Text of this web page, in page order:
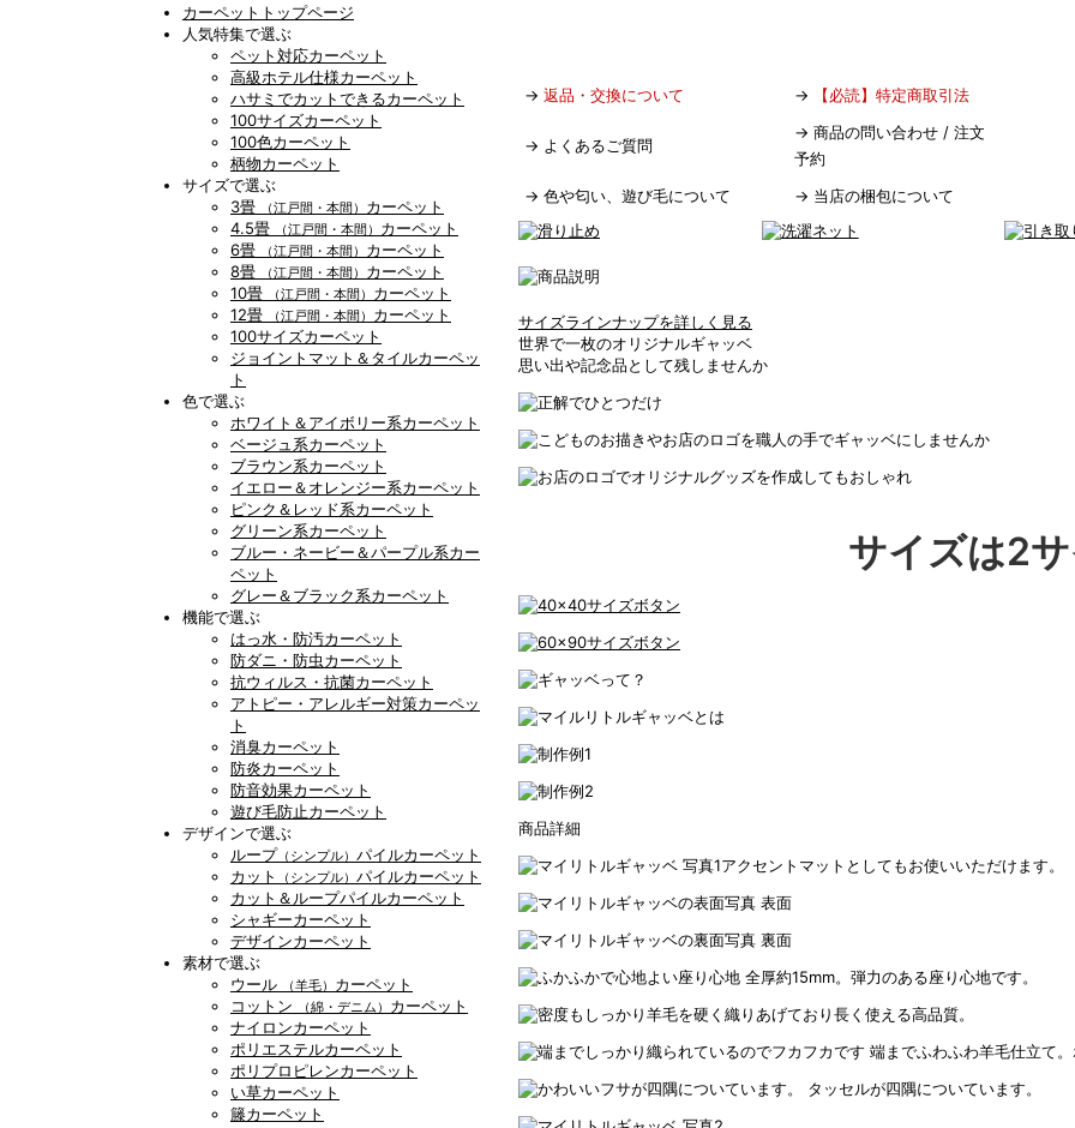
カーペットトップページ
人気特集で選ぶ
ペット対応カーペット
高級ホテル仕様カーペット
ハサミでカットできるカーペット
100サイズカーペット
100色カーペット
柄物カーペット
サイズで選ぶ
3畳
（江戸間・本間） カーペット
4.5畳
（江戸間・本間） カーペット
6畳
（江戸間・本間） カーペット
8畳
（江戸間・本間） カーペット
10畳
（江戸間・本間） カーペット
12畳
（江戸間・本間） カーペット
100サイズカーペット
ジョイントマット＆タイルカーペッ
ト
色で選ぶ
ホワイト＆アイボリー系カーペット
ベージュ系カーペット
ブラウン系カーペット
イエロー＆オレンジー系カーペット
ピンク＆レッド系カーペット
グリーン系カーペット
ブルー・ネービー＆パープル系カー
ペット
グレー＆ブラック系カーペット
機能で選ぶ
はっ水・防汚カーペット
防ダニ・防虫カーペット
抗ウィルス・抗菌カーペット
アトピー・アレルギー対策カーペッ
ト
消臭カーペット
防炎カーペット
防音効果カーペット
遊び毛防止カーペット
デザインで選ぶ
ループ （シンプル） パイルカーペット
カット
（シンプル） パイルカーペット
カット＆ループパイルカーペット
シャギーカーペット
デザインカーペット
素材で選ぶ
ウール
（羊毛） カーペット
コットン
（綿・デニム） カーペット
ナイロンカーペット
ポリエステルカーペット
ポリプロピレンカーペット
い草カーペット
籐カーペット
→ 返品・交換について → 【必読】特定商取引法
→ よくあるご質問
→ 商品の問い合わせ / 注文
予約
→ 色や匂い、遊び毛について → 当店の梱包について
サイズラインナップを詳しく見る
世界で一枚のオリジナルギャッベ
思い出や記念品として残しませんか
サイズは2
商品詳細
アクセントマットとしてもお使いいただけます。
表面
裏面
全厚約15mm。弾力のある座り心地です。
羊毛を硬く織りあげており長く使える高品質。
端までふわふわ羊毛仕立て
タッセルが四隅についています。